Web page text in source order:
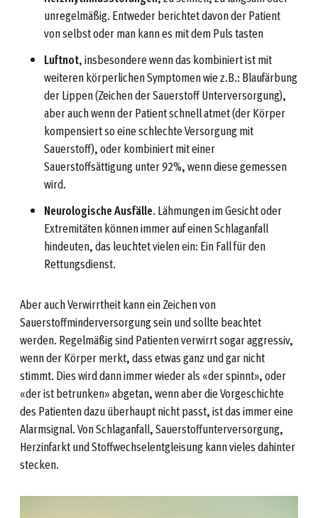
unregelmäßig. Entweder berichtet davon der Patient
von selbst oder man kann es mit dem Puls tasten
Luftnot, insbesondere wenn das kombiniert ist mit
weiteren körperlichen Symptomen wie z.B.: Blaufärbung
der Lippen (Zeichen der Sauerstoff Unterversorgung),
aber auch wenn der Patient schnell atmet (der Körper
kompensiert so eine schlechte Versorgung mit
Sauerstoff), oder kombiniert mit einer
Sauerstoffsättigung unter 92%, wenn diese gemessen
wird.
Neurologische Ausfälle. Lähmungen im Gesicht oder
Extremitäten können immer auf einen Schlaganfall
hindeuten, das leuchtet vielen ein: Ein Fall für den
Rettungsdienst.
Aber auch Verwirrtheit kann ein Zeichen von
Sauerstoffminderversorgung sein und sollte beachtet
werden. Regelmäßig sind Patienten verwirrt sogar aggressiv,
wenn der Körper merkt, dass etwas ganz und gar nicht
stimmt. Dies wird dann immer wieder als «der spinnt», oder
«der ist betrunken» abgetan, wenn aber die Vorgeschichte
des Patienten dazu überhaupt nicht passt, ist das immer eine
Alarmsignal. Von Schlaganfall, Sauerstoffunterversorgung,
Herzinfarkt und Stoffwechselentgleisung kann vieles dahinter
stecken.